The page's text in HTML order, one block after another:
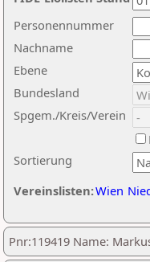
Nachname
Ebene
Sortierung
Personennummer
Bundesland
Spgem./Kreis/Verein
Vereinslisten:Wien
Pnr:119419 Name: